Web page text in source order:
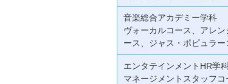
音楽総合アカデミー学科
ヴォーカルコース、アレ
ース、ジャス・ポピュラ
エンタテインメントHR学
マネージメントスタッフ